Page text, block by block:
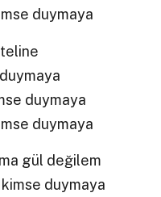
duymaya
teline
duymaya
duymaya
gül değilem
duymaya